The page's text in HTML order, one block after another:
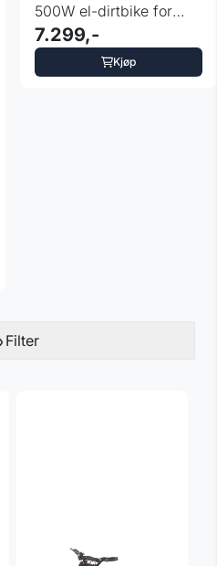
500W el-dirtbike for
barn
7.299,-
Kjøp
Filter